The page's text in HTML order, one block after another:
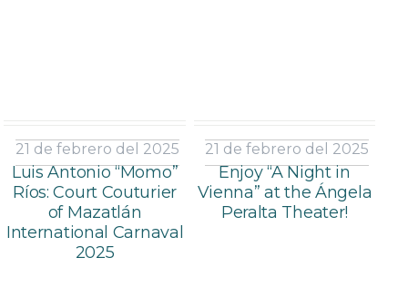
21 de febrero del 2025
Luis Antonio “Momo”
Ríos: Court Couturier
of Mazatlán
International Carnaval
2025
21 de febrero del 2025
Enjoy “A Night in
Vienna” at the Ángela
Peralta Theater!